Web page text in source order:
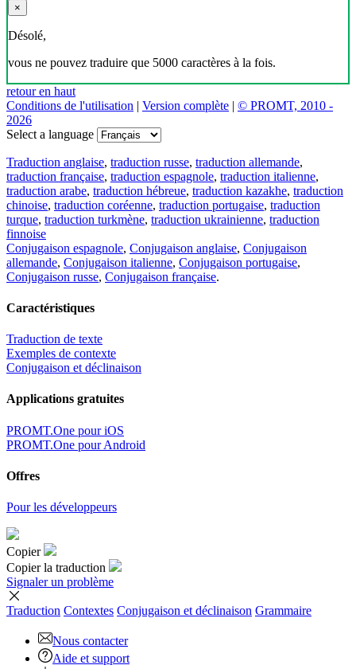
×
Désolé,
vous ne pouvez traduire que 5000 caractères à la fois.
retour en haut
Conditions de l'utilisation | Version complète | © PROMT, 2010 -
2026
Select a language
Traduction anglaise, traduction russe, traduction allemande,
traduction française, traduction espagnole, traduction italienne,
traduction arabe, traduction hébreue, traduction kazakhe, traduction
chinoise, traduction coréenne, traduction portugaise, traduction
turque, traduction turkmène, traduction ukrainienne, traduction
finnoise
Conjugaison espagnole, Conjugaison anglaise, Conjugaison
allemande, Conjugaison italienne, Conjugaison portugaise,
Conjugaison russe, Conjugaison française.
Caractéristiques
Traduction de texte
Exemples de contexte
Conjugaison et déclinaison
Applications gratuites
PROMT.One pour iOS
PROMT.One pour Android
Offres
Pour les développeurs
Copier
Copier la traduction
Signaler un problème
Traduction Contextes Conjugaison et déclinaison Grammaire
Nous contacter
Aide et support